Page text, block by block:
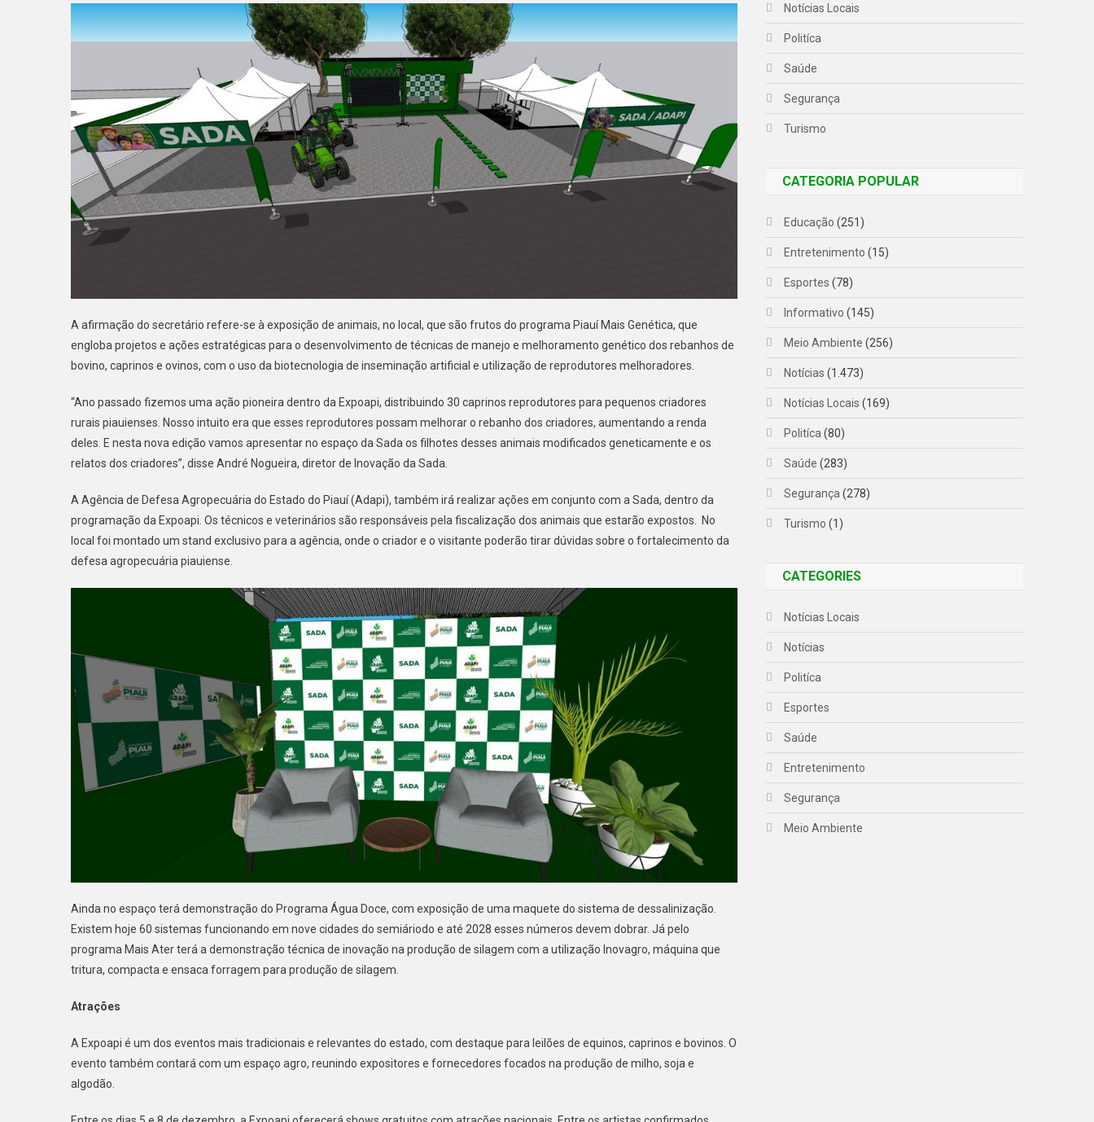
A afirmação do secretário refere-se à exposição de animais, no local, que são frutos do programa Piauí Mais Genética, que
engloba projetos e ações estratégicas para o desenvolvimento de técnicas de manejo e melhoramento genético dos rebanhos de
bovino, caprinos e ovinos, com o uso da biotecnologia de inseminação artificial e utilização de reprodutores melhoradores.
“Ano passado fizemos uma ação pioneira dentro da Expoapi, distribuindo 30 caprinos reprodutores para pequenos criadores
rurais piauienses. Nosso intuito era que esses reprodutores possam melhorar o rebanho dos criadores, aumentando a renda
deles. E nesta nova edição vamos apresentar no espaço da Sada os filhotes desses animais modificados geneticamente e os
relatos dos criadores”, disse André Nogueira, diretor de Inovação da Sada.
A Agência de Defesa Agropecuária do Estado do Piauí (Adapi), também irá realizar ações em conjunto com a Sada, dentro da
programação da Expoapi. Os técnicos e veterinários são responsáveis pela fiscalização dos animais que estarão expostos. No
local foi montado um stand exclusivo para a agência, onde o criador e o visitante poderão tirar dúvidas sobre o fortalecimento da
defesa agropecuária piauiense.
Ainda no espaço terá demonstração do Programa Água Doce, com exposição de uma maquete do sistema de dessalinização.
Existem hoje 60 sistemas funcionando em nove cidades do semiáriodo e até 2028 esses números devem dobrar. Já pelo
programa Mais Ater terá a demonstração técnica de inovação na produção de silagem com a utilização Inovagro, máquina que
tritura, compacta e ensaca forragem para produção de silagem.
Atrações
A Expoapi é um dos eventos mais tradicionais e relevantes do estado, com destaque para leilões de equinos, caprinos e bovinos. O
evento também contará com um espaço agro, reunindo expositores e fornecedores focados na produção de milho, soja e
algodão.
Notícias Locais
Politíca
Saúde
Segurança
Turismo
CATEGORIA POPULAR
Educação (251)
Entretenimento (15)
Esportes (78)
Informativo (145)
Meio Ambiente (256)
Notícias (1.473)
Notícias Locais (169)
Politíca (80)
Saúde (283)
Segurança (278)
Turismo (1)
CATEGORIES
Notícias Locais
Notícias
Politíca
Esportes
Saúde
Entretenimento
Segurança
Meio Ambiente